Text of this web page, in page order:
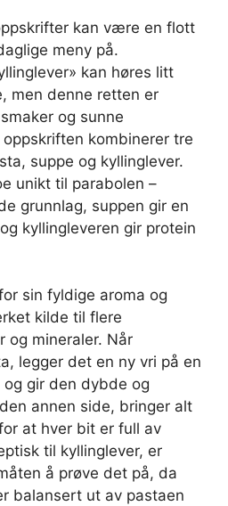
kan være en flott
meny på.
kan høres litt
men denne retten er
og sunne
kombinerer tre
suppe og kyllinglever.
unikt til parabolen –
grunnlag, suppen gir en
kyllingleveren gir protein
sin fyldige aroma og
kilde til flere
og mineraler. Når
legger det en ny vri på en
gir den dybde og
annen side, bringer alt
at hver bit er full av
til kyllinglever, er
å prøve det på, da
balansert ut av pastaen